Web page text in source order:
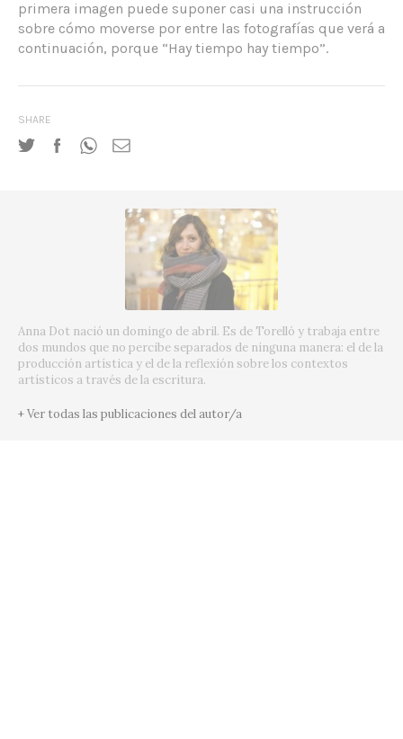
primera imagen puede suponer casi una instrucción
sobre cómo moverse por entre las fotografías que verá a
continuación, porque “Hay tiempo hay tiempo”.
SHARE
Anna Dot nació un domingo de abril. Es de Torelló y trabaja entre
dos mundos que no percibe separados de ninguna manera: el de la
producción artística y el de la reflexión sobre los contextos
artísticos a través de la escritura.
+ Ver todas las publicaciones del autor/a